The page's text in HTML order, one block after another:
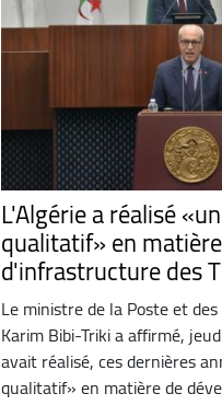
L'Algérie a réalisé
qualitatif» en matière
d'infrastructure des
Le ministre de la Poste et
Karim Bibi-Triki a affirmé,
avait réalisé, ces dernières
qualitatif» en matière de